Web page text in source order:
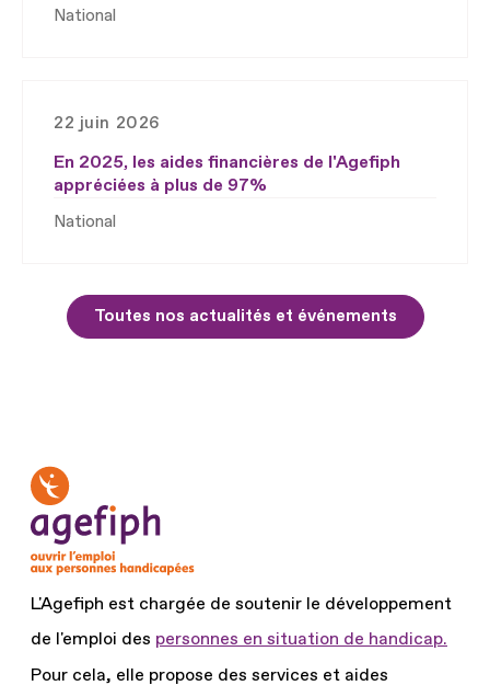
National
22 juin 2026
En 2025, les aides financières de l'Agefiph
appréciées à plus de 97%
National
Toutes nos actualités et événements
L'Agefiph est chargée de soutenir le développement
de l'emploi des personnes en situation de handicap.
Pour cela, elle propose des services et aides